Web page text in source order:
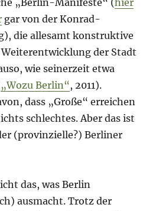
„Berlin-Manifeste“ (hier
gar von der Konrad-
die allesamt konstruktive
der Stadt
wie seinerzeit etwa
„Wozu Berlin“, 2011).
dass „Große“ erreichen
schlechtes. Aber das ist
(provinzielle?) Berliner
das, was Berlin
ausmacht. Trotz der